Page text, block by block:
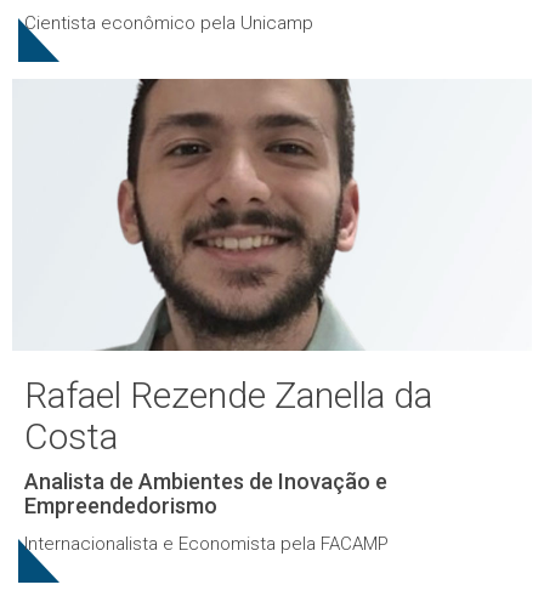
Cientista econômico pela Unicamp
Rafael Rezende Zanella da
Costa
Analista de Ambientes de Inovação e
Empreendedorismo
Internacionalista e Economista pela FACAMP